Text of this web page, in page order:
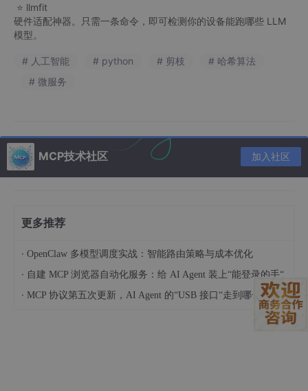
⭐ llmfit
硬件适配神器。只需一条命令，即可检测你的设备能跑哪些 LLM
模型。
# 人工智能 # python # 剪枝
# 哈希算法
# 微服务
MCP技术社区 加入社区
更多推荐
· OpenClaw 多模型调度实战：智能路由策略与成本优化
· 自建 MCP 浏览器自动化服务：给 AI Agent 装上“能登录的手“
· MCP 协议第五次更新，AI Agent 的“USB 接口“走到哪一步了